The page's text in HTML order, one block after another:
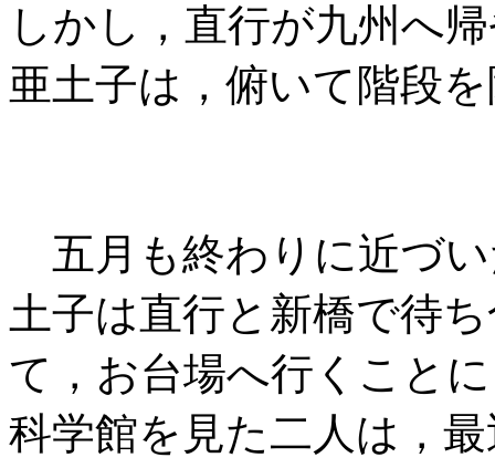
しかし，直行が九州へ
亜土子は，俯いて階段
五月も終わりに近づ
土子は直行と新橋で待
て，お台場へ行くこと
科学館を見た二人は，